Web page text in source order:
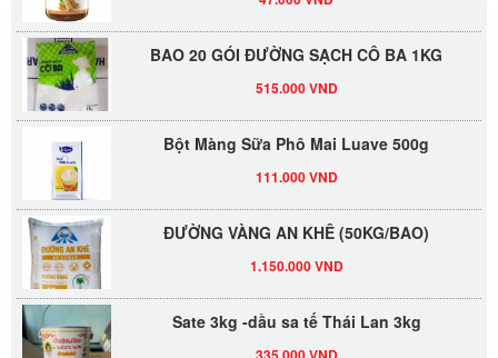
BAO 20 GÓI ĐƯỜNG SẠCH CÔ BA 1KG
Bột Màng Sữa Phô Mai Luave 500g
ĐƯỜNG VÀNG AN KHÊ (50KG/BAO)
Sate 3kg -dầu sa tế Thái Lan 3kg